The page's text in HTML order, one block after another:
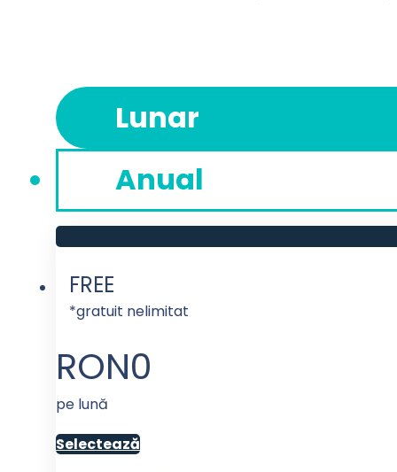
Lunar
Anual
FREE
*gratuit nelimitat
RON0
pe lună
Selectează